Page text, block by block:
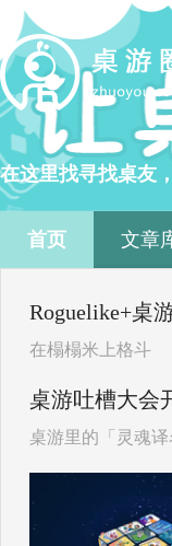
在这里找寻找桌友
首页 文章
Roguelike+桌
在榻榻米上格斗
桌游吐槽大会
桌游里的「灵魂译